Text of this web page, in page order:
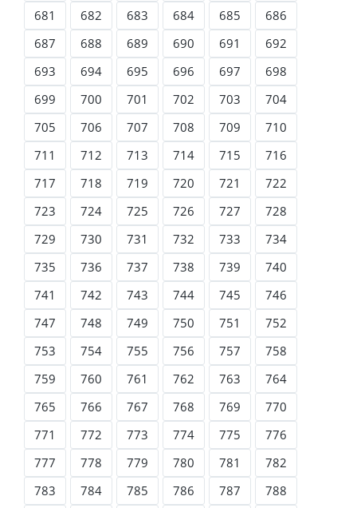
681
682 683 684 685
686
687
688 689 690 691
692
693
694 695 696 697
698
699
700 701 702 703
704
705
706 707 708 709
710
711
712 713 714 715
716
717
718 719 720 721
722
723
724 725 726 727
728
729
730 731 732 733
734
735
736 737 738 739
740
741
742 743 744 745
746
747
748 749 750 751
752
753
754 755 756 757
758
759
760 761 762 763
764
765
766 767 768 769
770
771
772 773 774 775
776
777
778 779 780 781
782
783
784 785 786 787
788